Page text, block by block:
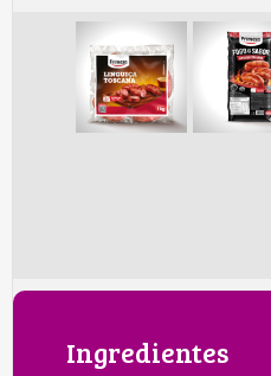
Ingredientes